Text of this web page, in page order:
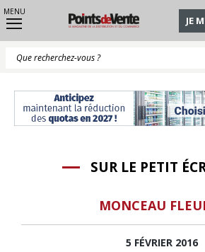
MENU
JE
SUR LE PETIT
MONCEAU
5 FÉVRIER 2016